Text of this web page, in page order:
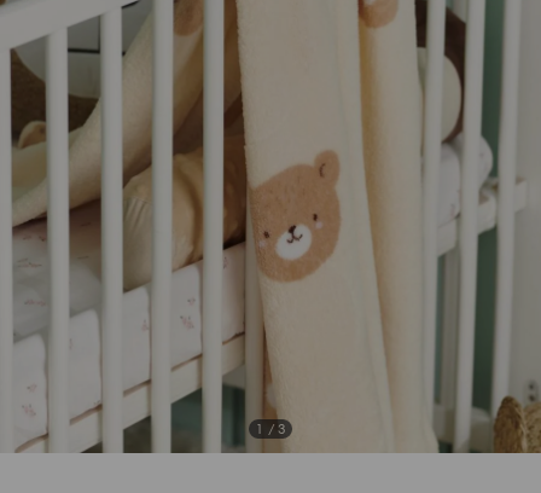
1 / 3